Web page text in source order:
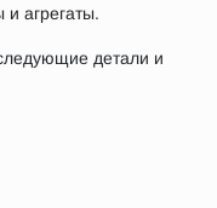
и агрегаты.
детали и